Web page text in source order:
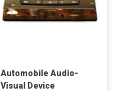
Automobile Audio-
Visual Device